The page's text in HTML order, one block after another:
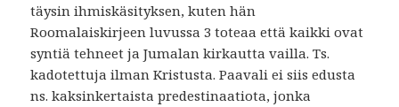
täysin ihmiskäsityksen, kuten hän
Roomalaiskirjeen luvussa 3 toteaa että kaikki ovat
syntiä tehneet ja Jumalan kirkautta vailla. Ts.
kadotettuja ilman Kristusta. Paavali ei siis edusta
ns. kaksinkertaista predestinaatiota, jonka